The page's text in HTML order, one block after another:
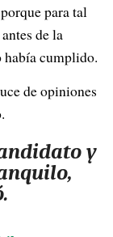
para tal
de la
había cumplido.
de opiniones
y